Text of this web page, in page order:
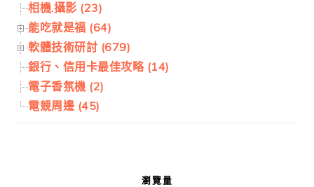
相機.攝影 (23)
能吃就是福 (64)
軟體技術研討 (679)
銀行、信用卡最佳攻略 (14)
電子香氛機 (2)
電競周邊 (45)
瀏覽量